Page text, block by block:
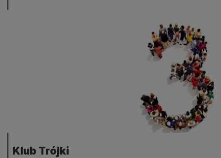
Klub Trójki